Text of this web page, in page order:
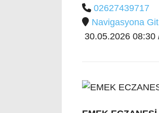
02627439717
Navigasyona
30.05.2026 08:30